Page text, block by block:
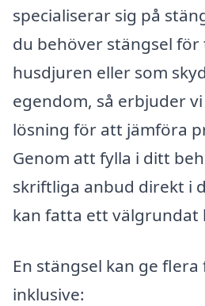
specialiserar sig på
du behöver stängsel
husdjuren eller som
egendom, så erbjuder
lösning för att jämföra
Genom att fylla i ditt
skriftliga anbud direkt i
kan fatta ett välgrundat
En stängsel kan ge flera
inklusive: